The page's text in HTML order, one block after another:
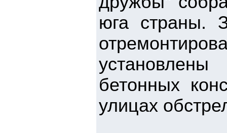
юга страны.
бетонных
улицах